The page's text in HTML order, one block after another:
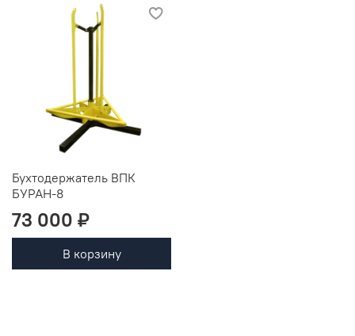
Бухтодержатель ВПК
БУРАН-8
73 000 ₽
В корзину